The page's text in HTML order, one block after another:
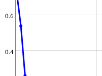
0.4
0.6